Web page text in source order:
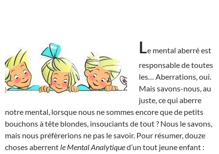
Le mental aberré est
responsable de toutes
les… Aberrations, oui.
Mais savons-nous, au
juste, ce qui aberre
notre mental, lorsque nous ne sommes encore que de petits
bouchons à tête blondes, insouciants de tout ? Nous le savons,
mais nous préfèrerions ne pas le savoir. Pour résumer, douze
choses aberrent le Mental Analytiqued’un tout jeune enfant :